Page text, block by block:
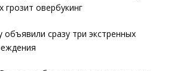
грозит овербукинг
сразу три экстренных